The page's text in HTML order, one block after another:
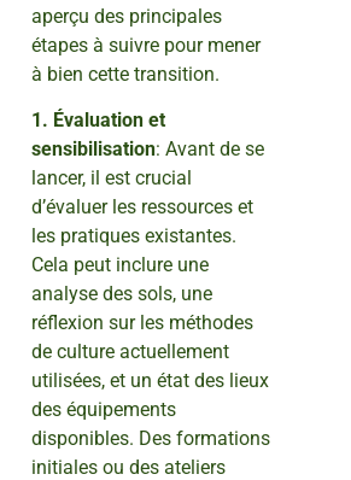
aperçu des principales
étapes à suivre pour mener
à bien cette transition.
1. Évaluation et
sensibilisation: Avant de se
lancer, il est crucial
d’évaluer les ressources et
les pratiques existantes.
Cela peut inclure une
analyse des sols, une
réflexion sur les méthodes
de culture actuellement
utilisées, et un état des lieux
des équipements
disponibles. Des formations
initiales ou des ateliers